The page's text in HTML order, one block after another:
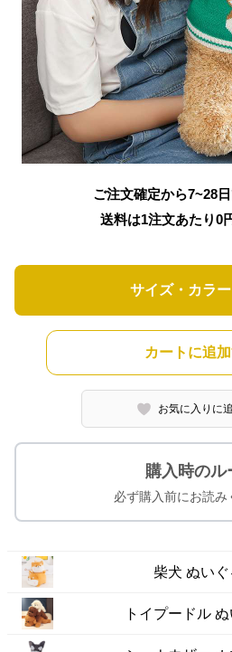
ご注文確定から7~28
送料は1注文あたり0
サイズ・カラ
カートに追
お気に入りに
購入時のル
必ず購入前にお読み
柴犬 ぬいぐ
トイプードル